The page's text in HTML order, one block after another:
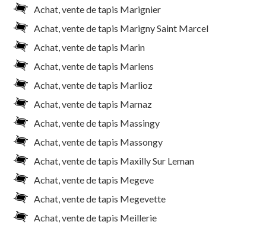
Achat, vente de tapis Marignier
Achat, vente de tapis Marigny Saint Marcel
Achat, vente de tapis Marin
Achat, vente de tapis Marlens
Achat, vente de tapis Marlioz
Achat, vente de tapis Marnaz
Achat, vente de tapis Massingy
Achat, vente de tapis Massongy
Achat, vente de tapis Maxilly Sur Leman
Achat, vente de tapis Megeve
Achat, vente de tapis Megevette
Achat, vente de tapis Meillerie